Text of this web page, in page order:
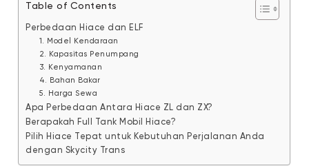
Table of Contents
Perbedaan Hiace dan ELF
1. Model Kendaraan
2. Kapasitas Penumpang
3. Kenyamanan
4. Bahan Bakar
5. Harga Sewa
Apa Perbedaan Antara Hiace ZL dan ZX?
Berapakah Full Tank Mobil Hiace?
Pilih Hiace Tepat untuk Kebutuhan Perjalanan Anda
dengan Skycity Trans